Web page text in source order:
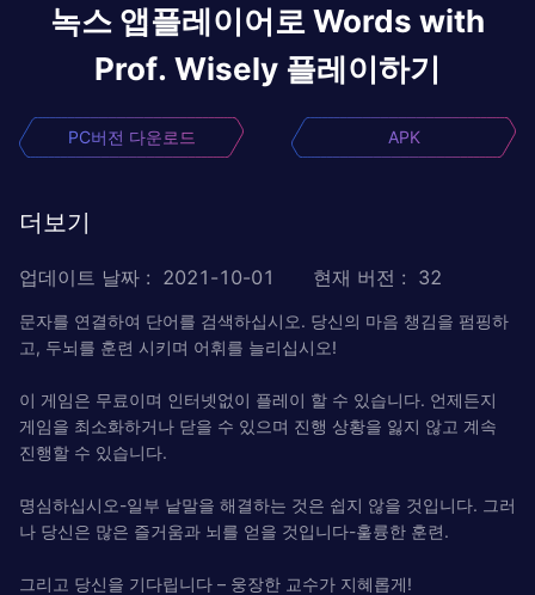
녹스 앱플레이어로 Words with
Prof. Wisely 플레이하기
PC버전 다운로드 APK
더보기
업데이트 날짜 : 2021-10-01 현재 버전 : 32
문자를 연결하여 단어를 검색하십시오. 당신의 마음 챙김을 펌핑하
고, 두뇌를 훈련 시키며 어휘를 늘리십시오!
이 게임은 무료이며 인터넷없이 플레이 할 수 있습니다. 언제든지
게임을 최소화하거나 닫을 수 있으며 진행 상황을 잃지 않고 계속
진행할 수 있습니다.
명심하십시오-일부 낱말을 해결하는 것은 쉽지 않을 것입니다. 그러
나 당신은 많은 즐거움과 뇌를 얻을 것입니다-훌륭한 훈련.
그리고 당신을 기다립니다 – 웅장한 교수가 지혜롭게!